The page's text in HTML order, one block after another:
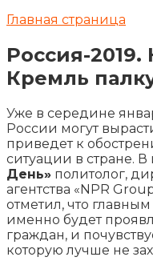
Главная страница
Россия-
Кремль
Уже в середине
России могут
приведет к
ситуации в стране.
День» политолог,
агентства «NPR
отметил, что главным
именно будет
граждан, и
которую лучше не